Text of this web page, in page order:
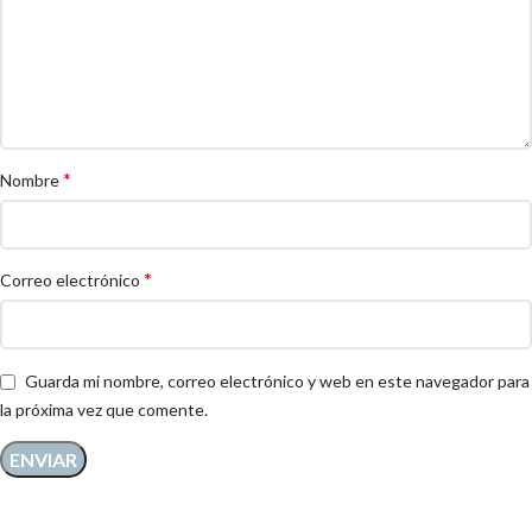
Nombre*
Correo electrónico *
Guarda mi nombre, correo electrónico y web en este navegador para
la próxima vez que comente.